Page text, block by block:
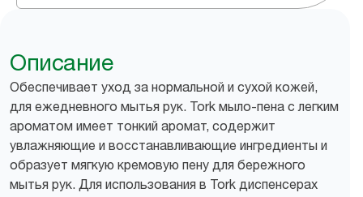
Описание
Обеспечивает уход за нормальной и сухой кожей,
для ежедневного мытья рук. Tork мыло-пена с легким
ароматом имеет тонкий аромат, содержит
увлажняющие и восстанавливающие ингредиенты и
образует мягкую кремовую пену для бережного
мытья рук. Для использования в Tork диспенсерах